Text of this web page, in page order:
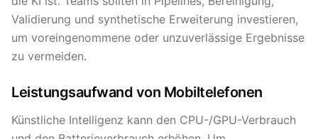
Validierung und synthetische Erweiterung investieren,
um voreingenommene oder unzuverlässige Ergebnisse
zu vermeiden.
Leistungsaufwand von Mobiltelefonen
Künstliche Intelligenz kann den CPU-/GPU-Verbrauch